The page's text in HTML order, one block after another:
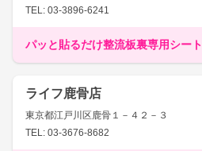
TEL: 03-3896-6241
パッと貼るだけ整流板裏専用シート
ライフ鹿骨店
東京都江戸川区鹿骨１－４２－３
TEL: 03-3676-8682